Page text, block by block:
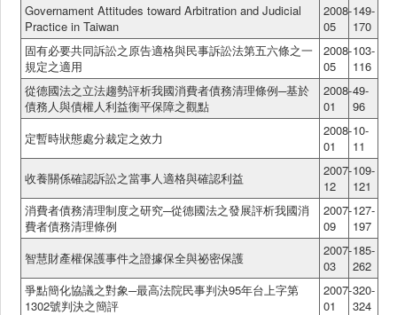
Governament Attitudes toward Arbitration and Judicial
Practice in Taiwan
2008-
05
149-
170
固有必要共同訴訟之原告適格與民事訴訟法第五六條之一
規定之適用
2008-
05
103-
116
從德國法之立法趨勢評析我國消費者債務清理條例─基於
債務人與債權人利益衡平保障之觀點
2008-
01
49-
96
定暫時狀態處分裁定之效力
2008-
01
10-
11
收養關係確認訴訟之當事人適格與確認利益
2007-
12
109-
121
消費者債務清理制度之研究─從德國法之發展評析我國消
費者債務清理條例
2007-
09
127-
197
智慧財產權保護事件之證據保全與祕密保護
2007-
03
185-
262
爭點簡化協議之對象─最高法院民事判決95年台上字第
1302號判決之簡評
2007-
01
320-
324